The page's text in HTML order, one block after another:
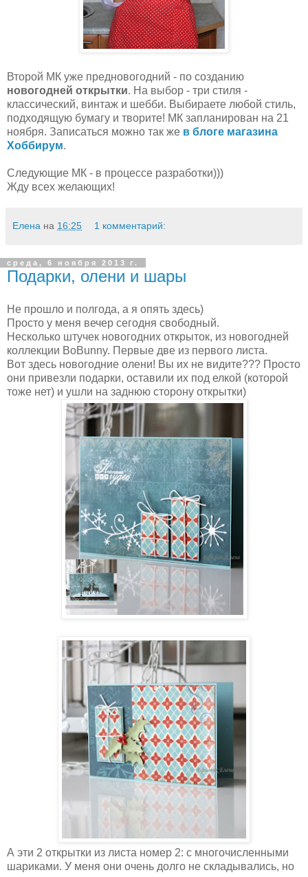
Второй МК уже предновогодний - по созданию
новогодней открытки. На выбор - три стиля -
классический, винтаж и шебби. Выбираете любой стиль,
подходящую бумагу и творите! МК запланирован на 21
ноября. Записаться можно так же в блоге магазина
Хоббирум.
Следующие МК - в процессе разработки)))
Жду всех желающих!
Елена на 16:25 1 комментарий:
среда, 6 ноября 2013 г.
Подарки, олени и шары
Не прошло и полгода, а я опять здесь)
Просто у меня вечер сегодня свободный.
Несколько штучек новогодних открыток, из новогодней
коллекции BoBunny. Первые две из первого листа.
Вот здесь новогодние олени! Вы их не видите??? Просто
они привезли подарки, оставили их под елкой (которой
тоже нет) и ушли на заднюю сторону открытки)
А эти 2 открытки из листа номер 2: с многочисленными
шариками. У меня они очень долго не складывались, но